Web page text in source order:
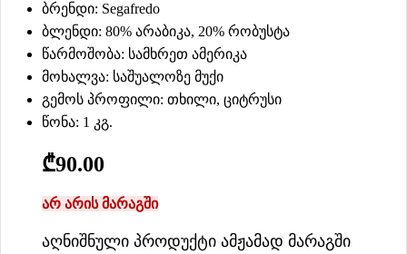
ბრენდი: Segafredo
ბლენდი: 80% არაბიკა, 20% რობუსტა
წარმოშობა: სამხრეთ ამერიკა
მოხალვა: საშუალოზე მუქი
გემოს პროფილი: თხილი, ციტრუსი
წონა: 1 კგ.
₾90.00
არ არის მარაგში
აღნიშნული პროდუქტი ამჟამად მარაგში